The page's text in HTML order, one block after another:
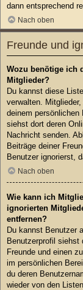
dann entsprechend
Nach oben
Freunde und
Wozu benötige ich
Mitglieder?
Du kannst diese
verwalten.
deinem
siehst dort deren
Nachricht senden.
Beiträge deiner
Benutzer ignorierst,
Nach oben
Wie kann ich
ignorierten
entfernen?
Du kannst Benutzer
Benutzerprofil siehst
Freunde und einen
im persönlichen
du deren
wieder von den